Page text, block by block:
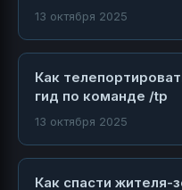
13 октября 2025
Как
гид по команде /tp
13 октября 2025
Как спасти